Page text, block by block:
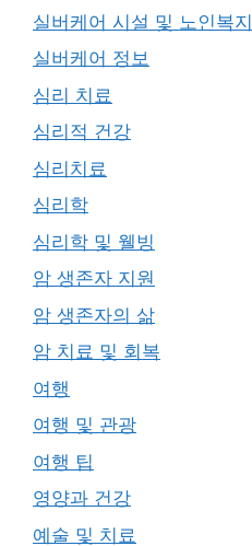
실버케어 시설 및 노인복지
실버케어 정보
심리 치료
심리적 건강
심리치료
심리학
심리학 및 웰빙
암 생존자 지원
암 생존자의 삶
암 치료 및 회복
여행
여행 및 관광
여행 팁
영양과 건강
예술 및 치료